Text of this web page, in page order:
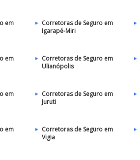
em
Corretoras de Seguro em
Igarapé-Miri
em
Corretoras de Seguro em
Ulianópolis
em
Corretoras de Seguro em
Juruti
em
Corretoras de Seguro em
Vigia